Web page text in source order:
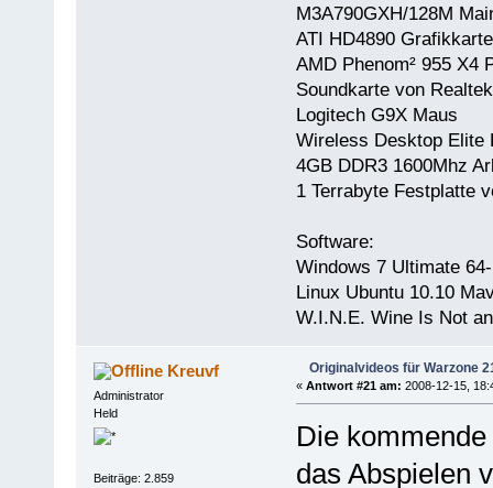
M3A790GXH/128M
ATI HD4890 Grafikkarte
AMD Phenom² 955 X4
Soundkarte von
Logitech G9X Maus
Wireless Desktop Elite
4GB DDR3 1600Mhz
1 Terrabyte Festplatte
Software:
Windows 7 Ultimate
Linux Ubuntu 10.10
W.I.N.E. Wine Is Not
Kreuvf
Administrator
Held
Beiträge: 2.859
Originalvideos für Warzone
« Antwort #21 am: 2008-12-15,
Die
das Abspielen